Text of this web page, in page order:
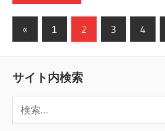
投
の
ペ
ー
«
の
事
1 2 3 4
サイト内検索
索: